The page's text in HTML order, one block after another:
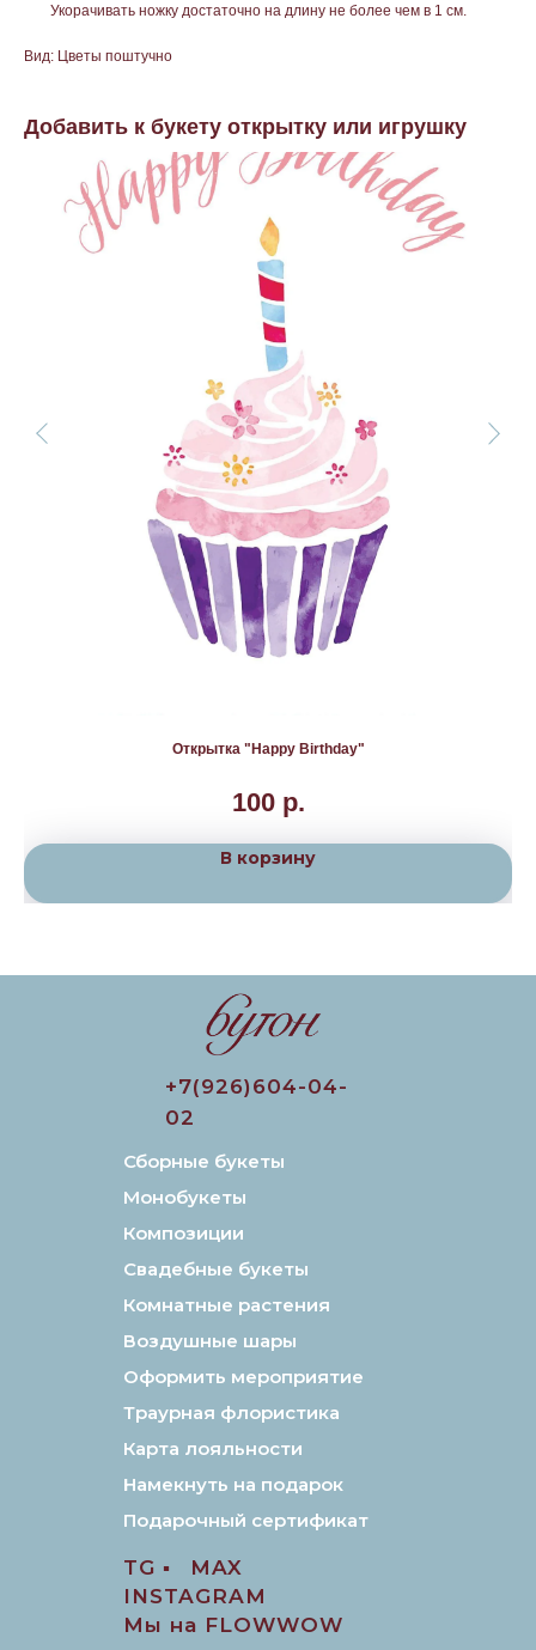
Укорачивать ножку достаточно на длину не более чем в 1 см.
Вид: Цветы поштучно
Добавить к букету открытку или игрушку
Открытка "Happy Birthday"
100 р.
В корзину
Свадебные букеты
Композиции
Монобукеты
Сборные букеты
Комнатные растения
Воздушные шары
Траурная флористика
Оформить мероприятие
Подарочный сертификат
Намекнуть на подарок
Карта лояльности
+7(926)604-04-
02
TG ▪️
Мы на FLOWWOW
INSTAGRAM
MAX